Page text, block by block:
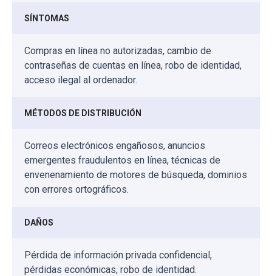
SÍNTOMAS
Compras en línea no autorizadas, cambio de
contraseñas de cuentas en línea, robo de identidad,
acceso ilegal al ordenador.
MÉTODOS DE DISTRIBUCIÓN
Correos electrónicos engañosos, anuncios
emergentes fraudulentos en línea, técnicas de
envenenamiento de motores de búsqueda, dominios
con errores ortográficos.
DAÑOS
Pérdida de información privada confidencial,
pérdidas económicas, robo de identidad.